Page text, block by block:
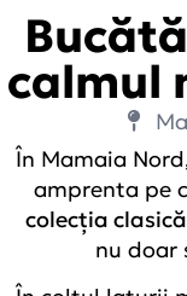
calmul
În Mamaia
amprenta pe
colecția
nu doar